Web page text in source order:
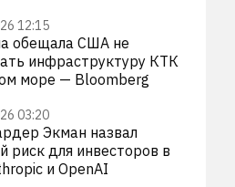
12:15
обещала США не
инфраструктуру КТК
море — Bloomberg
03:20
Экман назвал
риск для инвесторов в
и OpenAI